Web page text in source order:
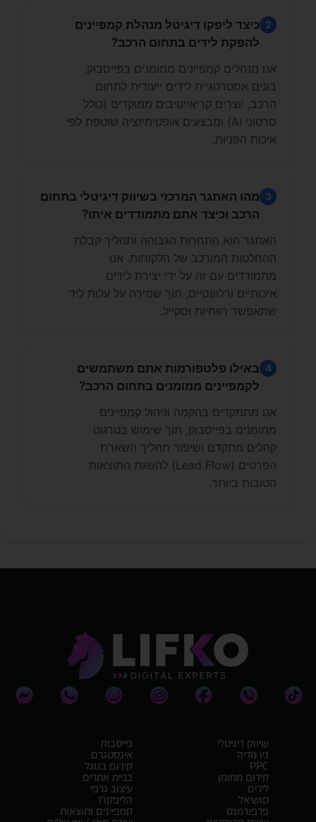
2 כיצד ליפקו דיגיטל מנהלת קמפיינים
להפקת לידים בתחום הרכב?
אנו מנהלים קמפיינים ממומנים בפייסבוק,
בונים אסטרטגיית לידים ייעודית לתחום
הרכב, יוצרים קריאייטיבים ממוקדים (כולל
סרטוני AI) ומבצעים אופטימיזציה שוטפת לפי
איכות הפניות.
3 מהו האתגר המרכזי בשיווק דיגיטלי בתחום
הרכב וכיצד אתם מתמודדים איתו?
האתגר הוא התחרות הגבוהה ותהליך קבלת
ההחלטות המורכב של הלקוחות. אנו
מתמודדים עם זה על ידי יצירת לידים
איכותיים ורלוונטיים, תוך שמירה על עלות ליד
שתאפשר רווחיות וסקייל.
4 באילו פלטפורמות אתם משתמשים
לקמפיינים ממומנים בתחום הרכב?
אנו מתמקדים בהקמה וניהול קמפיינים
ממומנים בפייסבוק, תוך שימוש בטרגוט
קהלים מתקדם ושיפור תהליך השארת
הפרטים (Lead Flow) להשגת התוצאות
הטובות ביותר.
שיווק דיגיטלי
ניו מדיה
PPC
קידום ממומן
לידים
סושיאל
פרפורמנס
פייסבוק
אינסטגרם
קידום בגוגל
בניית אתרים
עיצוב גרפי
הליפקו'ז
קמפיינים ותוצאות